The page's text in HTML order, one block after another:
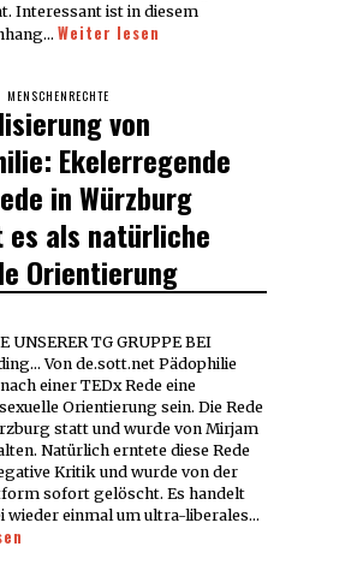
Interessant ist in diesem
Weiter lesen
4,
MENSCHENRECHTE
von
Ekelerregende
in Würzburg
als natürliche
Orientierung
Von de.sott.net Pädophilie
einer TEDx Rede eine
Orientierung sein. Die Rede
statt und wurde von Mirjam
Natürlich erntete diese Rede
Kritik und wurde von der
sofort gelöscht. Es handelt
wieder einmal um ultra-liberales…